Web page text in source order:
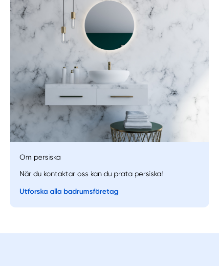
Manuellt Få hjälp
Om persiska
När du kontaktar oss kan du prata persiska!
Utforska alla badrumsföretag